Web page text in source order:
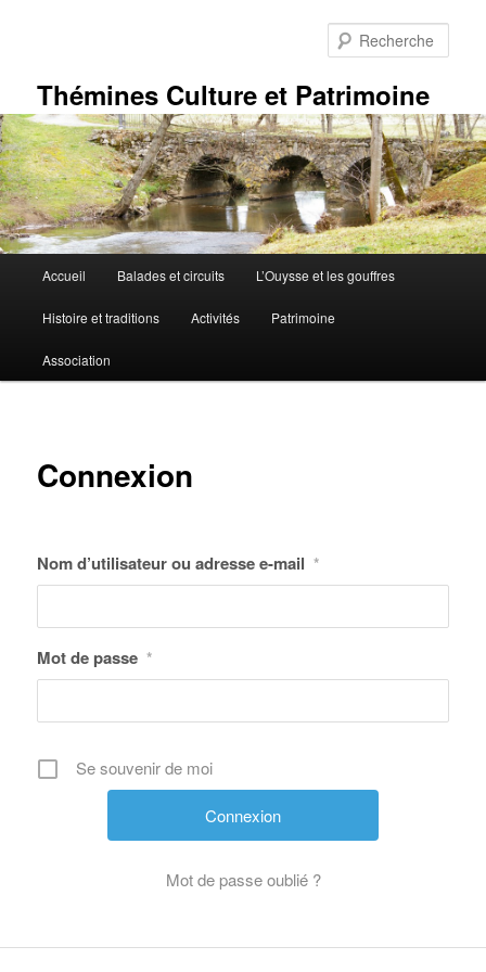
Thémines Culture et Patrimoine
principal
Accueil Balades et circuits L’Ouysse et les gouffres
Histoire et traditions Activités Patrimoine
Association
Connexion
Nom d’utilisateur ou adresse e-mail *
Mot de passe *
Se souvenir de moi
Mot de passe oublié ?